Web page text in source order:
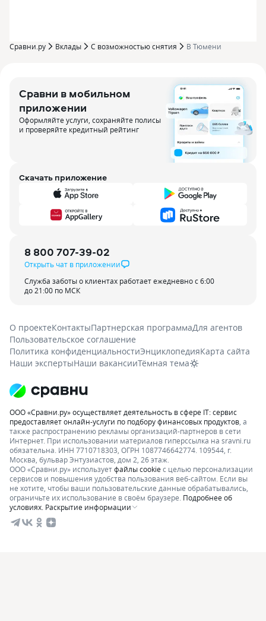
Сравни.ру Вклады С возможностью снятия В Тюмени
Сравни в мобильном
приложении
Оформляйте услуги, сохраняйте полисы
и проверяйте кредитный рейтинг
Скачать приложение
8 800 707-39-02
Открыть чат в приложении
Служба заботы о клиентах работает ежедневно с 6:00
до 21:00 по МСК
О проектеКонтактыПартнерская программаДля агентов
Пользовательское соглашение
Политика конфиденциальностиЭнциклопедияКарта сайта
Наши экспертыНаши вакансииТёмная тема
ООО «Сравни.ру» осуществляет деятельность в сфере IT: сервис
предоставляет онлайн-услуги по подбору финансовых продуктов , а
также распространению рекламы организаций-партнеров в сети
Интернет. При использовании материалов гиперссылка на sravni.ru
обязательна. ИНН 7710718303, ОГРН 1087746642774. 109544, г.
Москва, бульвар Энтузиастов, дом 2, 26 этаж.
ООО «Сравни.ру» используетфайлы cookieс целью персонализации
сервисов и повышения удобства пользования веб-сайтом. Если вы
не хотите, чтобы ваши пользовательские данные обрабатывались,
ограничьте их использование в своём браузере. Подробнее об
условиях. Раскрытие информации